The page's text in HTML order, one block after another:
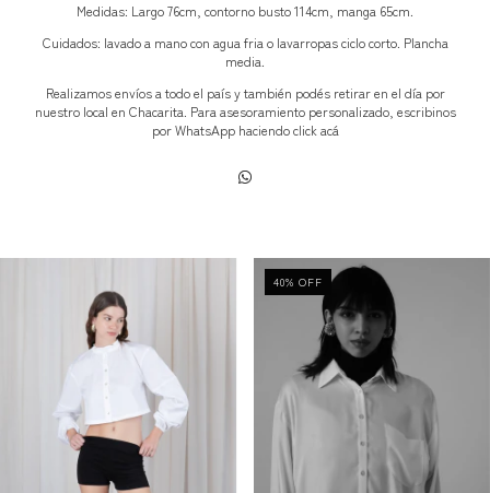
Medidas: Largo 76cm, contorno busto 114cm, manga 65cm.
Cuidados: lavado a mano con agua fria o lavarropas ciclo corto. Plancha
media.
Realizamos envíos a todo el país y también podés retirar en el día por
nuestro local en Chacarita. Para asesoramiento personalizado, escribinos
por WhatsApp haciendo clickacá
40% OFF